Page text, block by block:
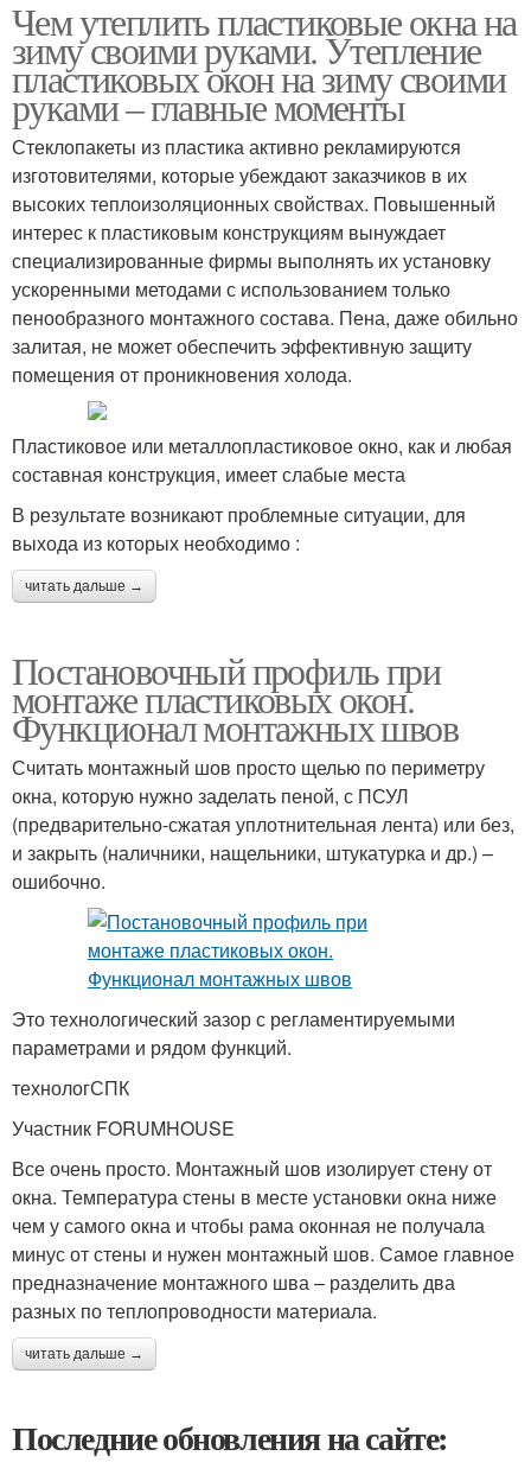
Чем утеплить пластиковые окна на
зиму своими руками. Утепление
пластиковых окон на зиму своими
руками – главные моменты
Стеклопакеты из пластика активно рекламируются
изготовителями, которые убеждают заказчиков в их
высоких теплоизоляционных свойствах. Повышенный
интерес к пластиковым конструкциям вынуждает
специализированные фирмы выполнять их установку
ускоренными методами с использованием только
пенообразного монтажного состава. Пена, даже обильно
залитая, не может обеспечить эффективную защиту
помещения от проникновения холода.
Пластиковое или металлопластиковое окно, как и любая
составная конструкция, имеет слабые места
В результате возникают проблемные ситуации, для
выхода из которых необходимо :
читать дальше →
Постановочный профиль при
монтаже пластиковых окон.
Функционал монтажных швов
Считать монтажный шов просто щелью по периметру
окна, которую нужно заделать пеной, с ПСУЛ
(предварительно-сжатая уплотнительная лента) или без,
и закрыть (наличники, нащельники, штукатурка и др.) –
ошибочно.
Это технологический зазор с регламентируемыми
параметрами и рядом функций.
технологСПК
Участник FORUMHOUSE
Все очень просто. Монтажный шов изолирует стену от
окна. Температура стены в месте установки окна ниже
чем у самого окна и чтобы рама оконная не получала
минус от стены и нужен монтажный шов. Самое главное
предназначение монтажного шва – разделить два
разных по теплопроводности материала.
читать дальше →
Последние обновления на сайте: